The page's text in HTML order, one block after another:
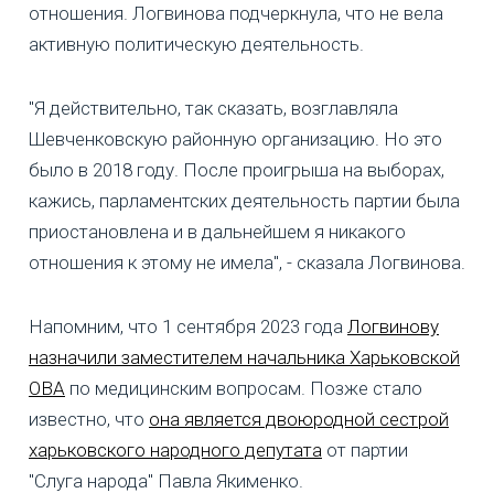
отношения. Логвинова подчеркнула, что не вела
активную политическую деятельность.
"Я действительно, так сказать, возглавляла
Шевченковскую районную организацию. Но это
было в 2018 году. После проигрыша на выборах,
кажись, парламентских деятельность партии была
приостановлена и в дальнейшем я никакого
отношения к этому не имела", - сказала Логвинова.
Напомним, что 1 сентября 2023 года Логвинову
назначили заместителем начальника Харьковской
ОВА по медицинским вопросам. Позже стало
известно, что она является двоюродной сестрой
харьковского народного депутата от партии
"Слуга народа" Павла Якименко.